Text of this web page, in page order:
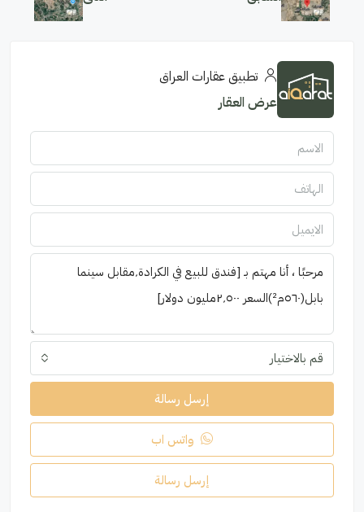
تطبيق عقارات العراق
عرض العقار
قم بالاختيار
إرسل رسالة
واتس اب
إرسل رسالة